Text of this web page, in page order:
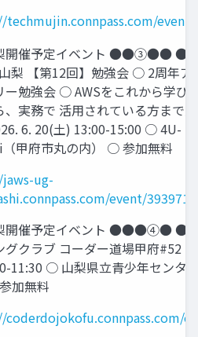
techmujin.connpass.com/event/
開催予定イベント ●●③●● ●
梨 【第12回】勉強会 ○ 2周年ア
ー勉強会 ○ AWSをこれから学び
実務で 活用されている方まで大
6. 20(土) 13:00-15:00 ○ 4U-
（甲府市丸の内） ○ 参加無料
ug-
event/393971/
開催予定イベント ●●●④● ●
グクラブ コーダー道場甲府#52
11:30 ○ 山梨県立青少年センタ
加無料
coderdojokofu.connpass.com/